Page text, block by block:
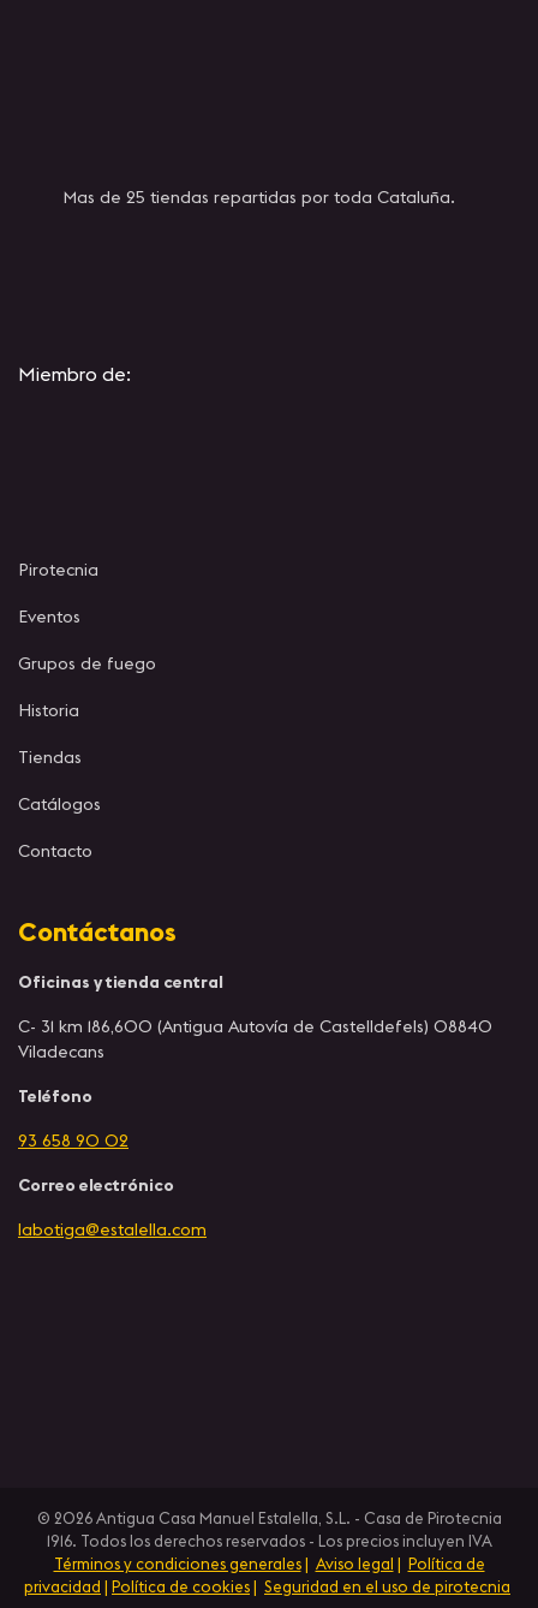
Mas de 25 tiendas repartidas por toda Cataluña.
Miembro de:
Pirotecnia
Eventos
Grupos de fuego
Historia
Tiendas
Catálogos
Contacto
Contáctanos
Oficinas y tienda central
C- 31 km 186,600 (Antigua Autovía de Castelldefels) 08840
Viladecans
Teléfono
93 658 90 02
Correo electrónico
labotiga@estalella.com
© 2026 Antigua Casa Manuel Estalella, S.L. - Casa de Pirotecnia
1916. Todos los derechos reservados - Los precios incluyen IVA
Términos y condiciones generales | Aviso legal | Política de
privacidad | Política de cookies| Seguridad en el uso de pirotecnia